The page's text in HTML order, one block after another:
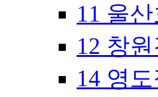
11 울
12 창
14 영도